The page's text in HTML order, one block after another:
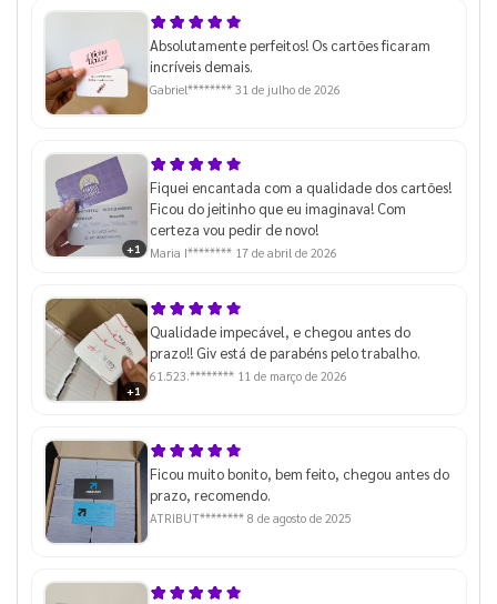
Absolutamente perfeitos! Os cartões ficaram
incríveis demais.
Gabriel******** 31 de julho de 2026
+1
Fiquei encantada com a qualidade dos cartões!
Ficou do jeitinho que eu imaginava! Com
certeza vou pedir de novo!
Maria I******** 17 de abril de 2026
+1
Qualidade impecável, e chegou antes do
prazo!! Giv está de parabéns pelo trabalho.
61.523.******** 11 de março de 2026
Ficou muito bonito, bem feito, chegou antes do
prazo, recomendo.
ATRIBUT******** 8 de agosto de 2025